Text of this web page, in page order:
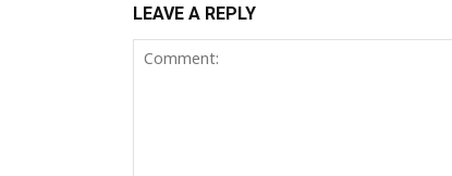
LEAVE A REPLY